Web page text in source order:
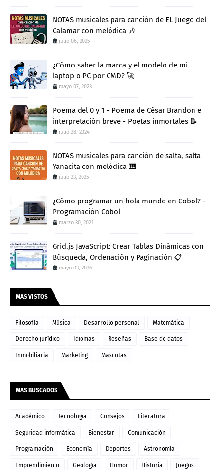
NOTAS musicales para canción de EL Juego del
Calamar con melódica 🎶
julio 06, 2025
¿Cómo saber la marca y el modelo de mi
laptop o PC por CMD? 🚀
mayo 07, 2023
Poema del 0 y 1 - Poema de César Brandon e
interpretación breve - Poetas inmortales 📝
julio 28, 2024
NOTAS musicales para canción de salta, salta
Yanacita con melódica 🎹
julio 23, 2025
¿Cómo programar un hola mundo en Cobol? -
Programación Cobol
marzo 30, 2021
Grid.js JavaScript: Crear Tablas Dinámicas con
Búsqueda, Ordenación y Paginación 📋
mayo 03, 2026
MAS VISTOS
Filosofía Música Desarrollo personal Matemática
Derecho jurídico Idiomas Reseñas Base de datos
Inmobiliaria Marketing Mascotas
MAS BUSCADOS
Académico Tecnología Consejos Literatura
Seguridad informática Bienestar Comunicación
Programación Economía Deportes Astronomía
Emprendimiento Geología Humor Historia Juegos